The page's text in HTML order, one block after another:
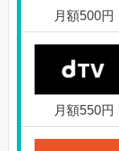
月額500円
月額550円